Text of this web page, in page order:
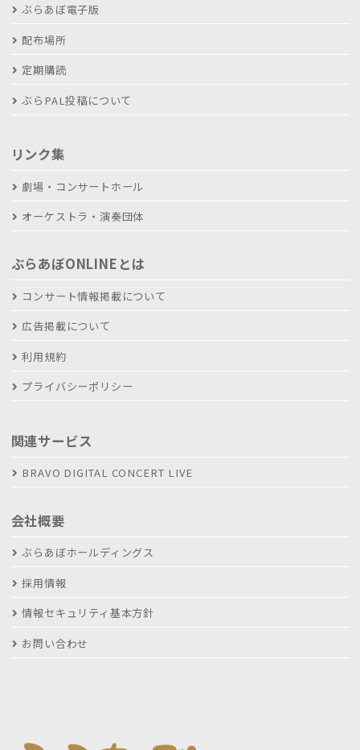
ぶらあぼ電子版
配布場所
定期購読
ぶらPAL投稿について
リンク集
劇場・コンサートホール
オーケストラ・演奏団体
ぶらあぼONLINEとは
コンサート情報掲載について
広告掲載について
利用規約
プライバシーポリシー
関連サービス
BRAVO DIGITAL CONCERT LIVE
会社概要
ぶらあぼホールディングス
採用情報
情報セキュリティ基本方針
お問い合わせ